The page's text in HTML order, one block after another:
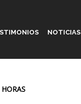
NOTICIAS